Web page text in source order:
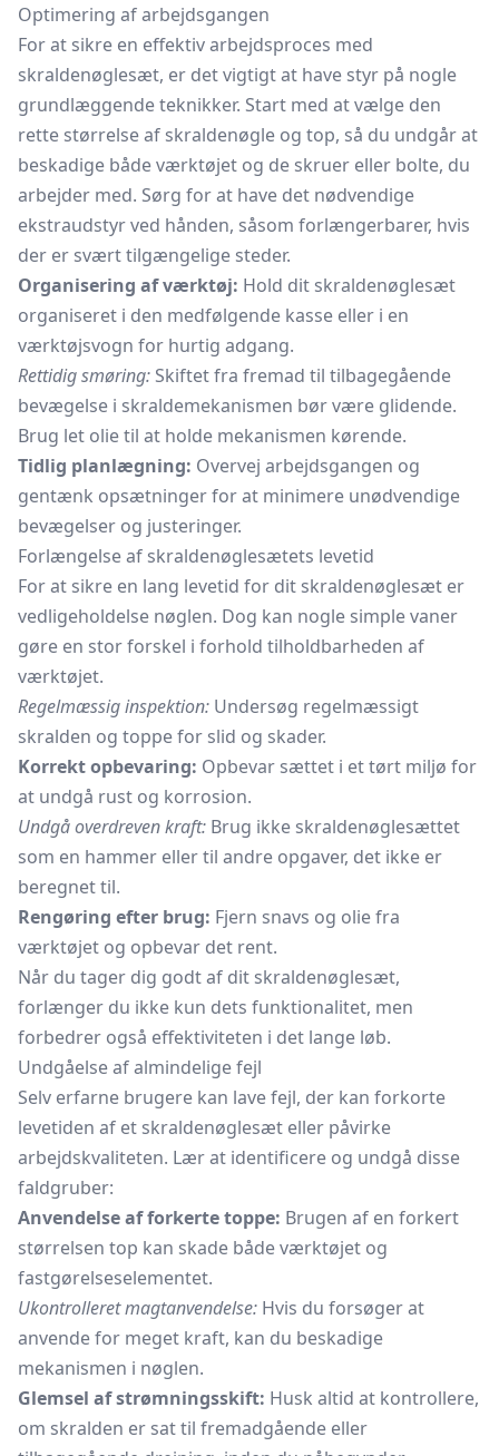
Optimering af arbejdsgangen
For at sikre en effektiv arbejdsproces med
skraldenøglesæt, er det vigtigt at have styr på nogle
grundlæggende teknikker. Start med at vælge den
rette størrelse af skraldenøgle og top, så du undgår at
beskadige både værktøjet og de skruer eller bolte, du
arbejder med. Sørg for at have det nødvendige
ekstraudstyr ved hånden, såsom forlængerbarer, hvis
der er svært tilgængelige steder.
Organisering af værktøj: Hold dit skraldenøglesæt
organiseret i den medfølgende kasse eller i en
værktøjsvogn for hurtig adgang.
Rettidig smøring: Skiftet fra fremad til tilbagegående
bevægelse i skraldemekanismen bør være glidende.
Brug let olie til at holde mekanismen kørende.
Tidlig planlægning: Overvej arbejdsgangen og
gentænk opsætninger for at minimere unødvendige
bevægelser og justeringer.
Forlængelse af skraldenøglesætets levetid
For at sikre en lang levetid for dit skraldenøglesæt er
vedligeholdelse nøglen. Dog kan nogle simple vaner
gøre en stor forskel i forhold tilholdbarheden af
værktøjet.
Regelmæssig inspektion: Undersøg regelmæssigt
skralden og toppe for slid og skader.
Korrekt opbevaring: Opbevar sættet i et tørt miljø for
at undgå rust og korrosion.
Undgå overdreven kraft: Brug ikke skraldenøglesættet
som en hammer eller til andre opgaver, det ikke er
beregnet til.
Rengøring efter brug: Fjern snavs og olie fra
værktøjet og opbevar det rent.
Når du tager dig godt af dit skraldenøglesæt,
forlænger du ikke kun dets funktionalitet, men
forbedrer også effektiviteten i det lange løb.
Undgåelse af almindelige fejl
Selv erfarne brugere kan lave fejl, der kan forkorte
levetiden af et skraldenøglesæt eller påvirke
arbejdskvaliteten. Lær at identificere og undgå disse
faldgruber:
Anvendelse af forkerte toppe: Brugen af en forkert
størrelsen top kan skade både værktøjet og
fastgørelseselementet.
Ukontrolleret magtanvendelse: Hvis du forsøger at
anvende for meget kraft, kan du beskadige
mekanismen i nøglen.
Glemsel af strømningsskift: Husk altid at kontrollere,
om skralden er sat til fremadgående eller